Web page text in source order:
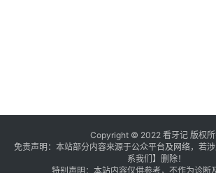
Copyright © 2022 看牙记 版权
免责声明：本站部分内容来源于公众平台及网络，若
系我们 】 删除！
特别声明：本站内容仅供参考，不作为诊断